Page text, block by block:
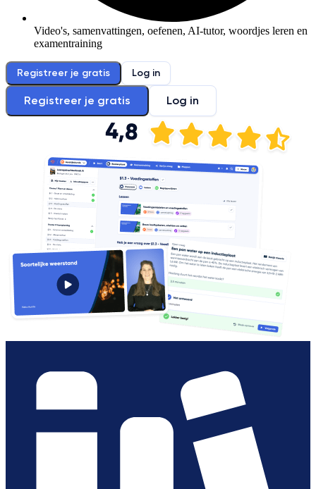
Video's, samenvattingen, oefenen, AI-tutor, woordjes leren en
examentraining
Registreer je gratis Log in
Registreer je gratis Log in